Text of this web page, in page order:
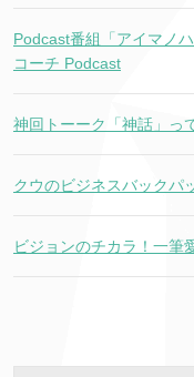
Podcast番組「アイマノ
コーチ Podcast
神回トーーク「神話」
クウのビジネスバック
ビジョンのチカラ！一筆